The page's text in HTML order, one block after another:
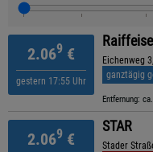
2.069 €
gestern 17:55 Uhr
Eichenweg
ganztägig
Entfernung:
2.069 €
STAR
Stader